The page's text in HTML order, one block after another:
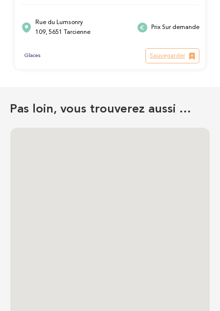
Rue du Lumsonry
109, 5651 Tarcienne
Prix Sur demande
Glaces Sauvegarder
Pas loin, vous trouverez aussi …